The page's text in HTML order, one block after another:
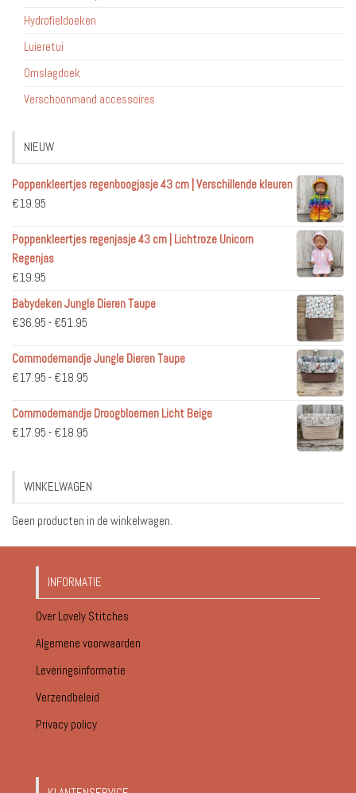
Hydrofieldoeken
Luieretui
Omslagdoek
Verschoonmand accessoires
NIEUW
Poppenkleertjes regenboogjasje 43 cm | Verschillende kleuren
€19.95
Poppenkleertjes regenjasje 43 cm | Lichtroze Unicorn
Regenjas
€19.95
Babydeken Jungle Dieren Taupe
€36.95 - €51.95
tot
€51.95
Commodemandje Jungle Dieren Taupe
€17.95 - €18.95
tot
Commodemandje Droogbloemen Licht Beige
€17.95 - €18.95
€18.95
WINKELWAGEN
Geen producten in de winkelwagen.
INFORMATIE
Over Lovely Stitches
Algemene voorwaarden
Leveringsinformatie
Verzendbeleid
Privacy policy